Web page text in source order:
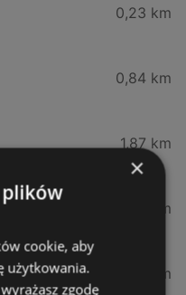
0,23 km
0,84 km
1,87 km
2,77 km
12,39 km
×
plików
cookie, aby
użytkowania.
zgodę